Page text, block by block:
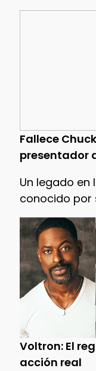
Fallece
presentador
Un legado en
conocido por
Voltron: El
acción real